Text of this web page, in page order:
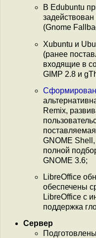
В Edubuntu
(Gnome
Xubuntu и
(ранее
входящие в
GIMP 2.8 и
Remix,
GNOME
полной
GNOME 3.6;
LibreOffice
обеспечены
LibreOffice с
поддержка
Сервер